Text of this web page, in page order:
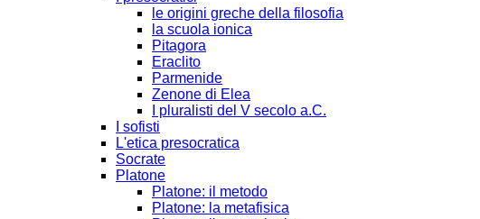
le origini greche della filosofia
la scuola ionica
Pitagora
Eraclito
Parmenide
Zenone di Elea
I pluralisti del V secolo a.C.
I sofisti
L'etica presocratica
Socrate
Platone
Platone: il metodo
Platone: la metafisica